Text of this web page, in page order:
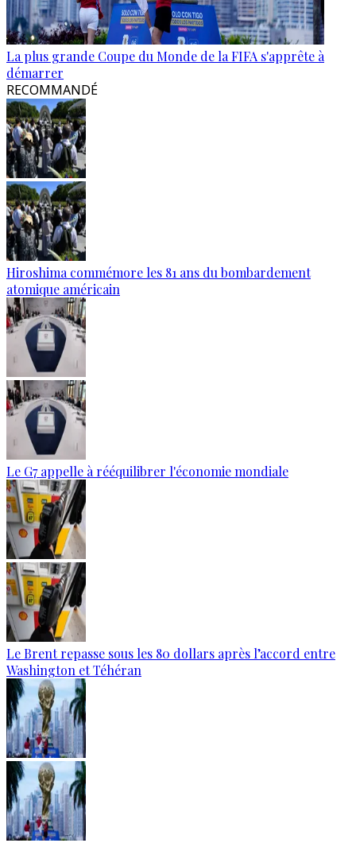
La plus grande Coupe du Monde de la FIFA s'apprête à
démarrer
RECOMMANDÉ
Hiroshima commémore les 81 ans du bombardement
atomique américain
Le G7 appelle à rééquilibrer l'économie mondiale
Le Brent repasse sous les 80 dollars après l’accord entre
Washington et Téhéran